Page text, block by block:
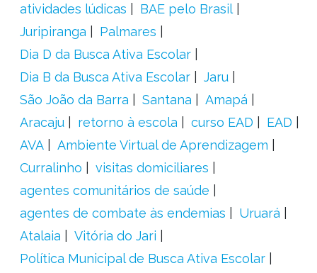
atividades lúdicas
BAE pelo Brasil
Juripiranga
Palmares
Dia D da Busca Ativa Escolar
Dia B da Busca Ativa Escolar
Jaru
São João da Barra
Santana
Amapá
Aracaju
retorno à escola curso EAD
EAD
AVA
Ambiente Virtual de Aprendizagem
Curralinho
visitas domiciliares
agentes comunitários de saúde
agentes de combate às endemias
Uruará
Atalaia
Vitória do Jari
Política Municipal de Busca Ativa Escolar